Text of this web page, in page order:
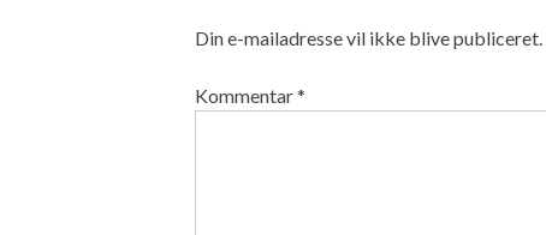
Din e-mailadresse vil ikke blive publiceret.
Kommentar*